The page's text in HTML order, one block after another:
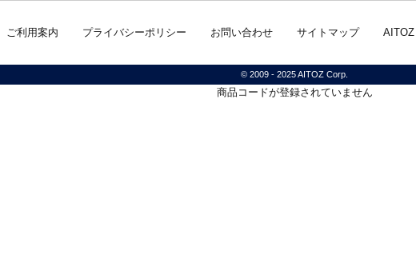
ご利用案内 プライバシーポリシー お問い合わせ サイトマップ
© 2009 - 2025 AITOZ Corp.
商品コードが登録されていません